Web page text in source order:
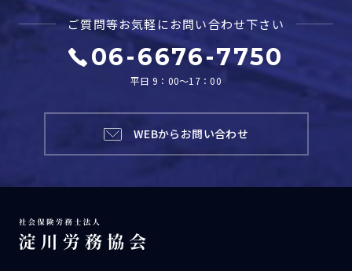
ご質問等お気軽にお問い合わせ下さい
06-6676-7750
平日 9：00～17：00
WEBからお問い合わせ